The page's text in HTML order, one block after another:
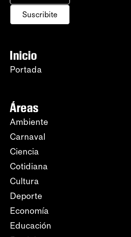
Suscribite
Inicio
Portada
Áreas
Ambiente
Carnaval
Ciencia
Cotidiana
Cultura
Deporte
Economía
Educación